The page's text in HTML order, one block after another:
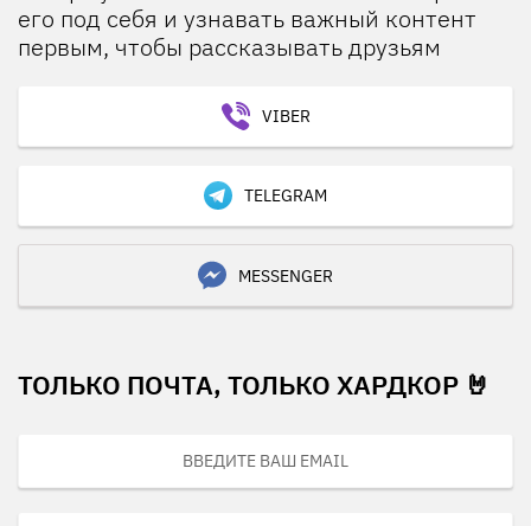
его под себя и узнавать важный контент
первым, чтобы рассказывать друзьям
VIBER
TELEGRAM
MESSENGER
ТОЛЬКО ПОЧТА, ТОЛЬКО ХАРДКОР 🤘